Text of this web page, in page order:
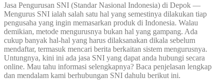
Jasa Pengurusan SNI (Standar Nasional Indonesia) di Depok —
Mengurus SNI ialah salah satu hal yang semestinya dilakukan tiap
pengusaha yang ingin memasarkan produk di Indonesia. Walau
demikian, metode mengurusnya bukan hal yang gampang. Ada
cukup banyak hal-hal yang harus dilaksanakan dikala sebelum
mendaftar, termasuk mencari berita berkaitan sistem mengurusnya.
Untungnya, kini ini ada jasa SNI yang dapat anda hubungi secara
online. Mau tahu informasi selengkapnya? Baca penjelasan lengkap
dan mendalam kami berhubungan SNI dahulu berikut ini.